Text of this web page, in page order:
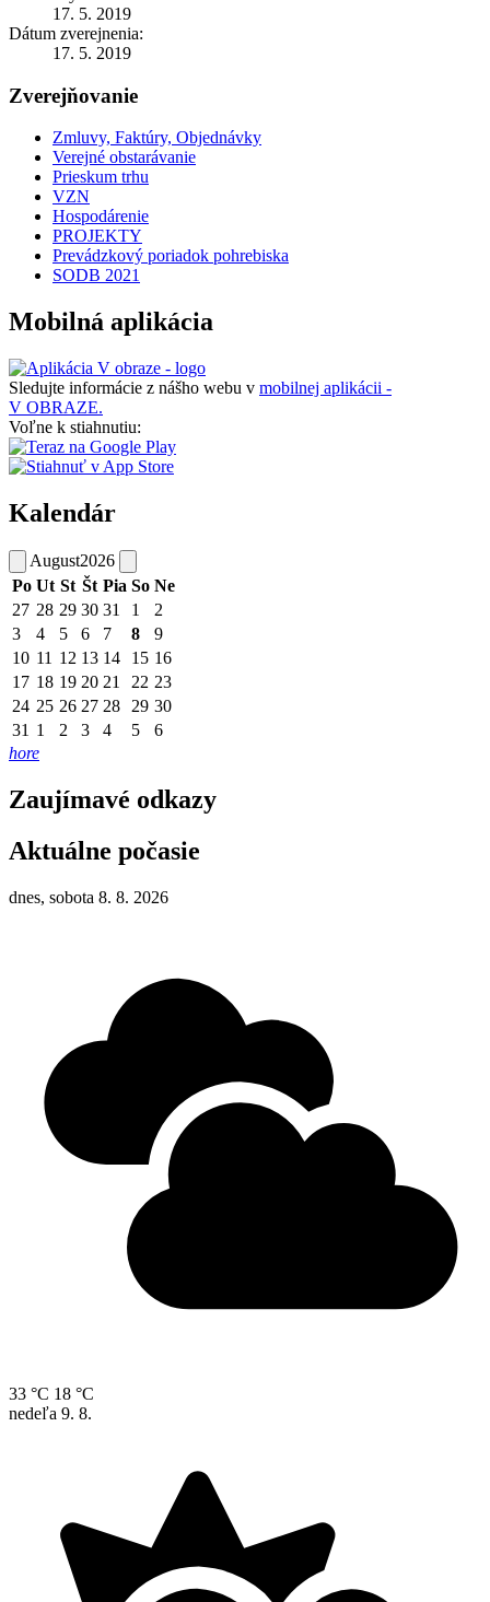
17. 5. 2019
Dátum zverejnenia:
17. 5. 2019
Zverejňovanie
Zmluvy, Faktúry, Objednávky
Verejné obstarávanie
Prieskum trhu
VZN
Hospodárenie
PROJEKTY
Prevádzkový poriadok pohrebiska
SODB 2021
Mobilná aplikácia
Sledujte informácie z nášho webu v mobilnej aplikácii -
V OBRAZE.
Voľne k stiahnutiu:
Kalendár
August2026
Po Ut St Št Pia So Ne
27 28 29 30 31 1
2
3
4 5 6 7 8
9
10 11 12 13 14 15 16
17 18 19 20 21 22 23
24 25 26 27 28 29 30
31 1 2 3 4 5
6
hore
Zaujímavé odkazy
Aktuálne počasie
dnes, sobota 8. 8. 2026
33 °C 18 °C
nedeľa 9. 8.